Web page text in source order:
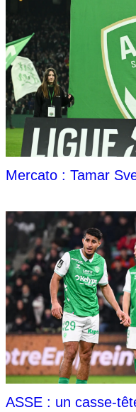
Mercato : Tamar
ASSE : un casse-